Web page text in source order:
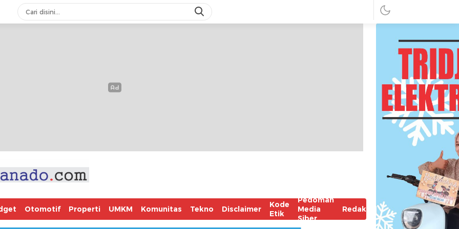
Otomotif Properti UMKM Komunitas Tekno Disclaimer
Kode
Etik
Pedoman
Media
Siber
Redaksi